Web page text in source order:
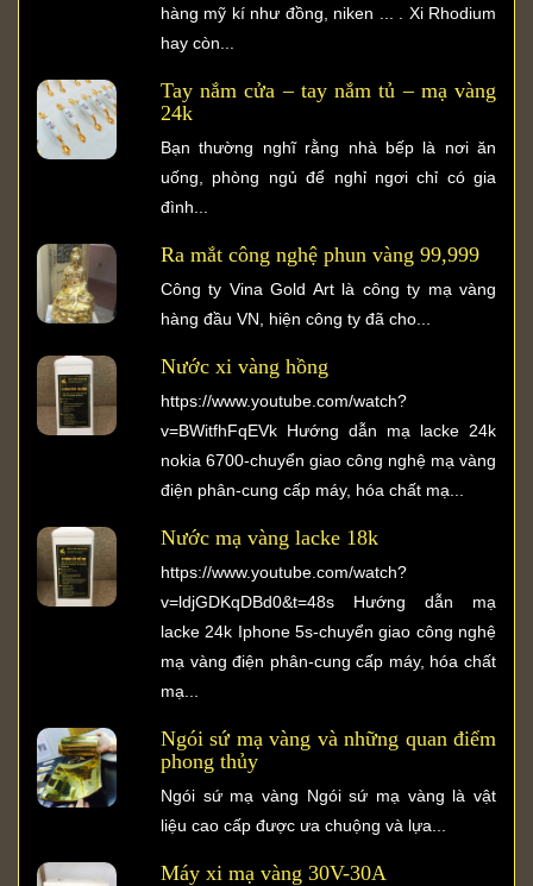
hàng mỹ kí như đồng, niken ... . Xi Rhodium
hay còn...
Tay nắm cửa – tay nắm tủ – mạ vàng
24k
Bạn thường nghĩ rằng nhà bếp là nơi ăn
uống, phòng ngủ để nghỉ ngơi chỉ có gia
đình...
Ra mắt công nghệ phun vàng 99,999
Công ty Vina Gold Art là công ty mạ vàng
hàng đầu VN, hiện công ty đã cho...
Nước xi vàng hồng
https://www.youtube.com/watch?
v=BWitfhFqEVk Hướng dẫn mạ lacke 24k
nokia 6700-chuyển giao công nghệ mạ vàng
điện phân-cung cấp máy, hóa chất mạ...
Nước mạ vàng lacke 18k
https://www.youtube.com/watch?
v=ldjGDKqDBd0&t=48s Hướng dẫn mạ
lacke 24k Iphone 5s-chuyển giao công nghệ
mạ vàng điện phân-cung cấp máy, hóa chất
mạ...
Ngói sứ mạ vàng và những quan điểm
phong thủy
Ngói sứ mạ vàng Ngói sứ mạ vàng là vật
liệu cao cấp được ưa chuộng và lựa...
Máy xi mạ vàng 30V-30A